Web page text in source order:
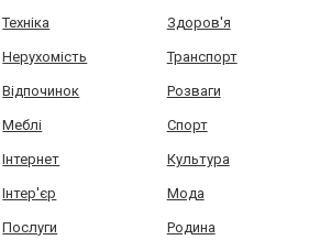
Техніка Здоров'я
Нерухомість Транспорт
Відпочинок Розваги
Меблі Спорт
Інтернет Культура
Інтер'єр Мода
Послуги Родина